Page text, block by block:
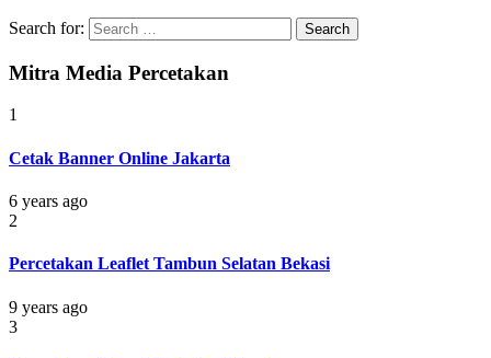
Search for:
Mitra Media Percetakan
1
Cetak Banner Online Jakarta
6 years ago
2
Percetakan Leaflet Tambun Selatan Bekasi
9 years ago
3